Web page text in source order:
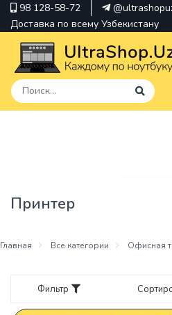
98 128-58-72
Доставка по всему Узбекистану
Hp
Принтер
Главная Все категории Офисная
Фильтр